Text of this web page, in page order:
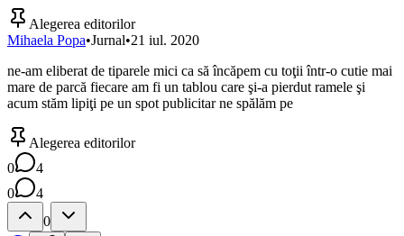
Alegerea editorilor
Mihaela Popa•Jurnal•21 iul. 2020
ne-am eliberat de tiparele mici ca să încăpem cu toţii într-o cutie mai
mare de parcă fiecare am fi un tablou care şi-a pierdut ramele şi
acum stăm lipiţi pe un spot publicitar ne spălăm pe
Alegerea editorilor
0
4
0
4
0